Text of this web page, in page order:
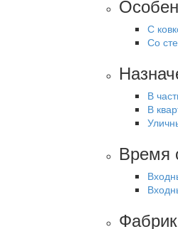
С
Со
В
В
Время